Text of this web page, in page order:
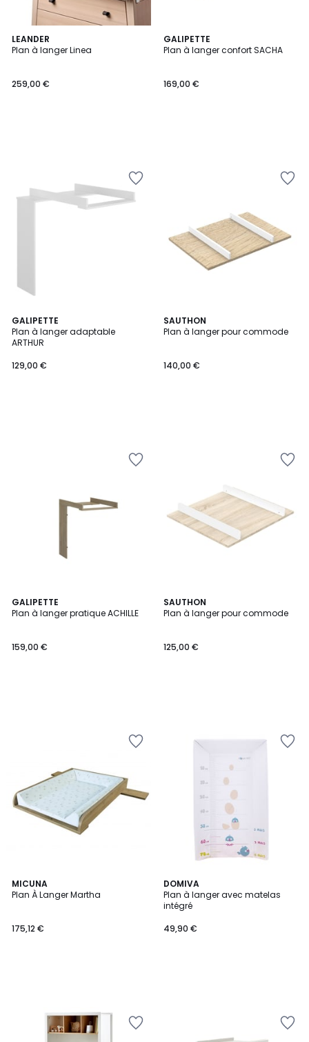
LEANDER
Plan à langer Linea
259,00 €
GALIPETTE
Plan à langer confort SACHA
169,00 €
GALIPETTE
Plan à langer adaptable
ARTHUR
129,00 €
SAUTHON
Plan à langer pour commode
140,00 €
GALIPETTE
Plan à langer pratique ACHILLE
159,00 €
SAUTHON
Plan à langer pour commode
125,00 €
MICUNA
Plan À Langer Martha
175,12 €
DOMIVA
Plan à langer avec matelas
intégré
49,90 €